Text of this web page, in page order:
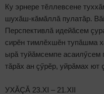
Ку эрнере тӗллевсене
шухăш-кăмăллă пулатăр.
Перспективлă идейăсем
сирӗн тимлӗхшӗн тупăшма
ырă туйăмсемпе асаилӳсем
тăрăх ан çӳрӗр, уйрăмах ют
УХĂÇĂ 23.XI – 21.XII